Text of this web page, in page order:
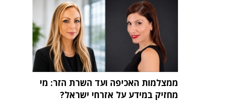
ממצלמות האכיפה ועד השרת הזר: מי
מחזיק במידע על אזרחי ישראל?